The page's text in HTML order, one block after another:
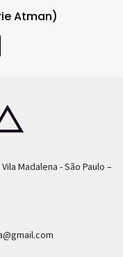
Atman)
Madalena - São Paulo –